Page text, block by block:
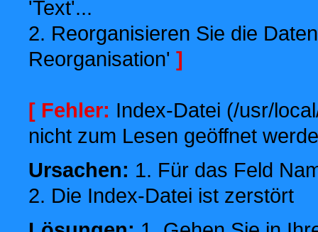
'Text'...
2. Reorganisieren Sie die
Reorganisation' ]
[ Fehler: Index-Datei (/usr/
nicht zum Lesen geöffnet
Ursachen: 1. Für das Feld
2. Die Index-Datei ist zerstört